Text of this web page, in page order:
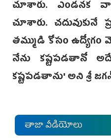
చూశారు. ఎండనక
చూశారు.
తమ్ముడి కోసం ఉద్యోగం
నేను కష్టపడతానో
కష్టపడతాను' అని శ్రీ
తాజా వీడియోలు